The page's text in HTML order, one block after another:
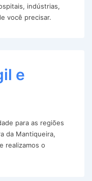
indústrias,
você precisar.
e
para as regiões
da Mantiqueira,
realizamos o